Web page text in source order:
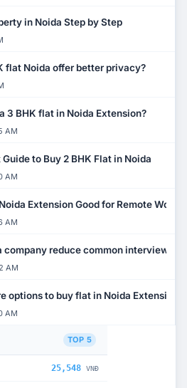
in Noida Step by Step
flat Noida offer better privacy?
3 BHK flat in Noida Extension?
AM
to Buy 2 BHK Flat in Noida
AM
Extension Good for Remote Work?
AM
company reduce common interview
AM
options to buy flat in Noida Extension?
AM
TOP 5
25,548 VNĐ